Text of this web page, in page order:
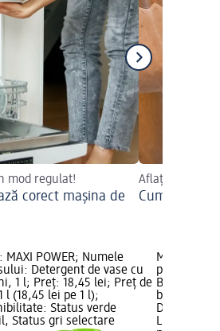
mod regulat!
corect mașina de
Aflați mai
Cum să vă
MAXI POWER; Numele
Detergent de vase cu
1 l; Preț: 18,45 lei; Preț de
l (18,45 lei pe 1 l);
Status verde
Status gri selectare
Marcă:
produsului:
Bubble, 1 l;
bază: 1 l
Livrabil,